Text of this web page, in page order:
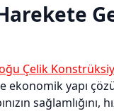
Çelik
ekonomik yapı
sağlamlığını,